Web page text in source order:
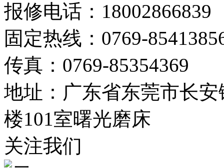
报修电话：18002866839
固定热线：0769-
传真：0769-85354369
地址：广东省东莞市长
楼101室曙光磨床
关注我们